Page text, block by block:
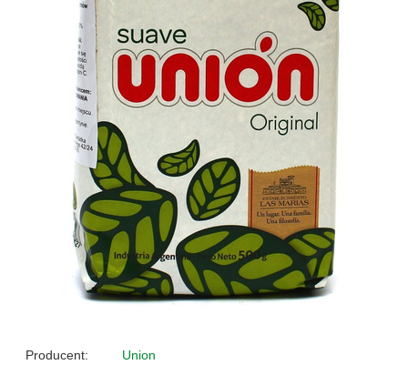
Producent:
Union